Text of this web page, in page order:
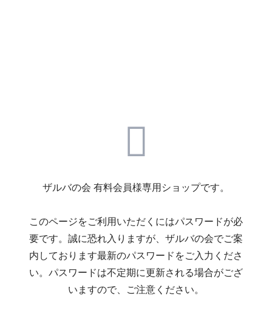
ザルバの会 有料会員様専用ショップです。
このページをご利用いただくにはパスワードが必
要です。誠に恐れ入りますが、ザルバの会でご案
内しております最新のパスワードをご入力くださ
い。パスワードは不定期に更新される場合がござ
いますので、ご注意ください。